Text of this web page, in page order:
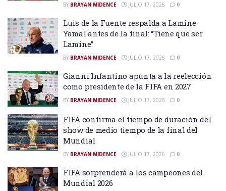
BY BRAYAN MIDENCE JULIO 17, 2026 0
Luis de la Fuente respalda a Lamine
Yamal antes de la final: “Tiene que ser
Lamine”
BY BRAYAN MIDENCE JULIO 17, 2026 0
Gianni Infantino apunta a la reelección
como presidente de la FIFA en 2027
BY BRAYAN MIDENCE JULIO 17, 2026 0
FIFA confirma el tiempo de duración del
show de medio tiempo de la final del
Mundial
BY BRAYAN MIDENCE JULIO 17, 2026 0
FIFA sorprenderá a los campeones del
Mundial 2026